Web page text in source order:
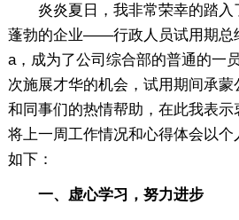
炎炎夏日，我非常荣幸的踏入
蓬勃的企业——行政人员试用期总
a，成为了公司综合部的普通的一
次施展才华的机会，试用期间承
和同事们的热情帮助，在此我表
将上一周工作情况和心得体会以
如下：
一、虚心学习，努力进步